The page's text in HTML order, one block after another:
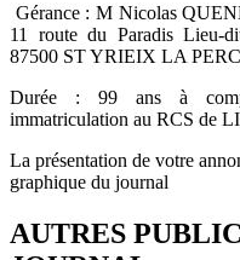
Gérance : M Nicolas
11 route du Paradis Lieu-
87500 ST YRIEIX LA
Durée : 99 ans à
immatriculation au RCS de
La présentation de votre
graphique du journal
AUTRES